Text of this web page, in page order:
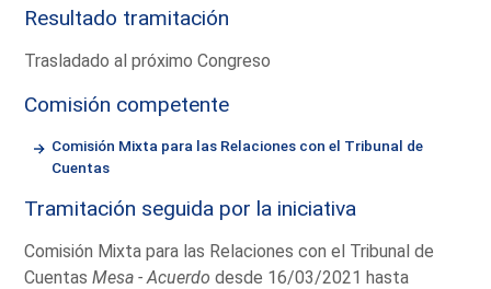
Resultado tramitación
Trasladado al próximo Congreso
Comisión competente
Comisión Mixta para las Relaciones con el Tribunal de
Cuentas
Tramitación seguida por la iniciativa
Comisión Mixta para las Relaciones con el Tribunal de
CuentasMesa - Acuerdo desde 16/03/2021 hasta